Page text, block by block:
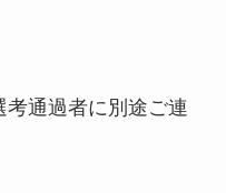
考通過者に別途ご連